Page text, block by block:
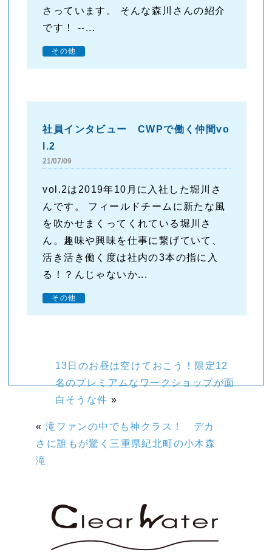
さっています。 そんな森川さんの紹介
です！ --...
その他
社員インタビュー CWPで働く仲間vo
l.2
21/07/09
vol.2は2019年10月に入社した堀川さ
んです。 フィールドチームに新たな風
を吹かせまくってくれている堀川さ
ん。趣味や興味を仕事に繋げていて、
活き活き働く度は社内の3本の指に入
る！？んじゃないか...
その他
13日のお昼は空けておこう！限定12
名のプレミアムなワークショップが面
白そうな件 »
«滝ファンの中でも神クラス！ デカ
さに誰もが驚く三重県紀北町の小木森
滝